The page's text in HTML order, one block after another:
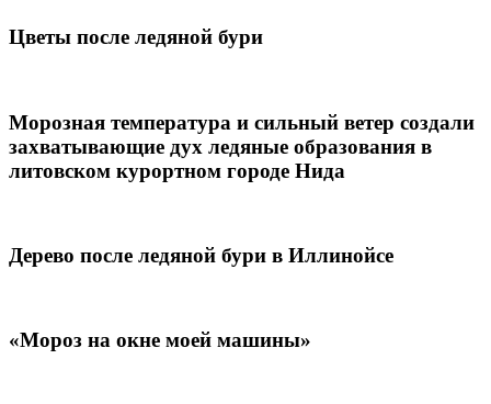
Цветы после ледяной бури
Морозная температура и сильный ветер создали
захватывающие дух ледяные образования в
литовском курортном городе Нида
Дерево после ледяной бури в Иллинойсе
«Мороз на окне моей машины»